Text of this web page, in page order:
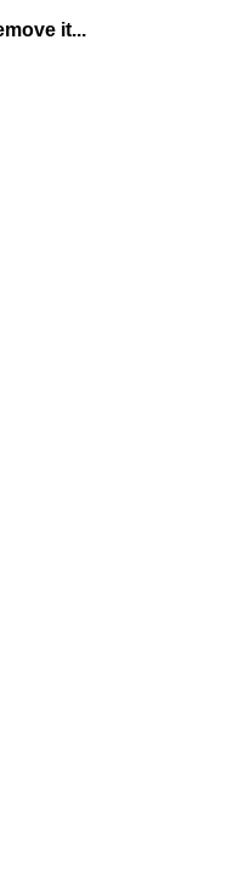
it...